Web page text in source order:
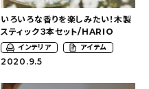
いろいろな香りを楽しみたい！木製
スティック３本セット/HARIO
インテリア アイテム
2020.9.5